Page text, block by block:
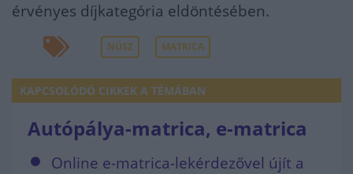
érvényes díjkategória eldöntésében.
NÚSZ MATRICA
KAPCSOLÓDÓ CIKKEK A TÉMÁBAN
Autópálya-matrica, e-matrica
Online e-matrica-lekérdezővel újít a